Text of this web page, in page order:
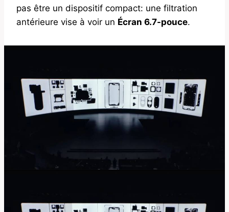
pas être un dispositif compact: une filtration
antérieure vise à voir un Écran 6.7-pouce.